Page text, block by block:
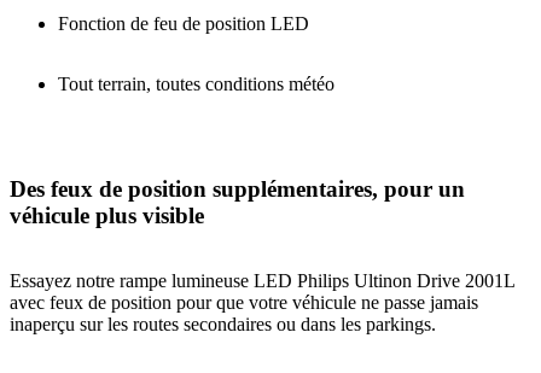
Fonction de feu de position LED
Tout terrain, toutes conditions météo
Des feux de position supplémentaires, pour un
véhicule plus visible
Essayez notre rampe lumineuse LED Philips Ultinon Drive 2001L
avec feux de position pour que votre véhicule ne passe jamais
inaperçu sur les routes secondaires ou dans les parkings.